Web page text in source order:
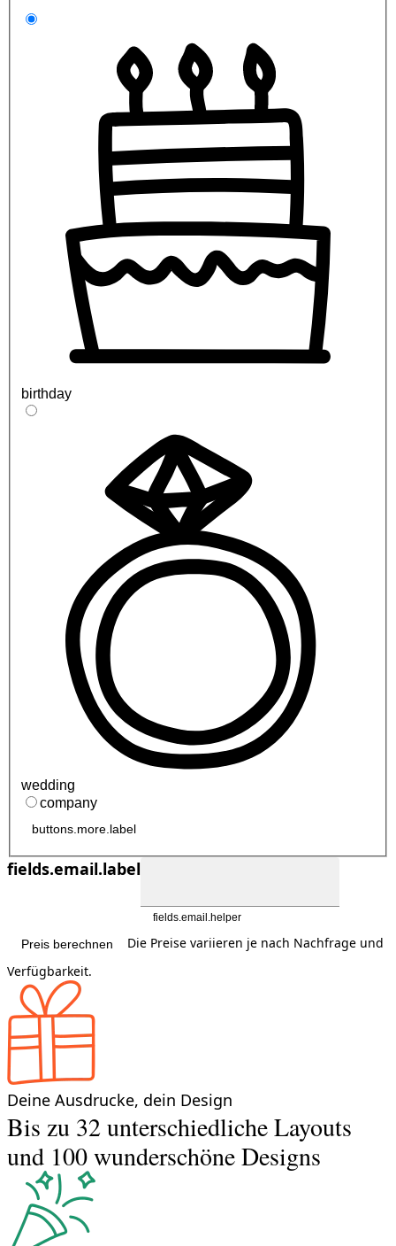
birthday
wedding
company
buttons.more.label
fields.email.label
fields.email.helper
Preis berechnen
Die Preise variieren je nach Nachfrage und
Verfügbarkeit.
Deine Ausdrucke, dein Design
Bis zu 32 unterschiedliche Layouts
und 100 wunderschöne Designs